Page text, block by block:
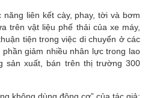
liên kết cày, phay, tời và bơm
trên vật liệu phế thải của xe máy,
tiện trong việc di chuyển ở các
giảm nhiều nhân lực trong lao
sản xuất, bán trên thị trường 300